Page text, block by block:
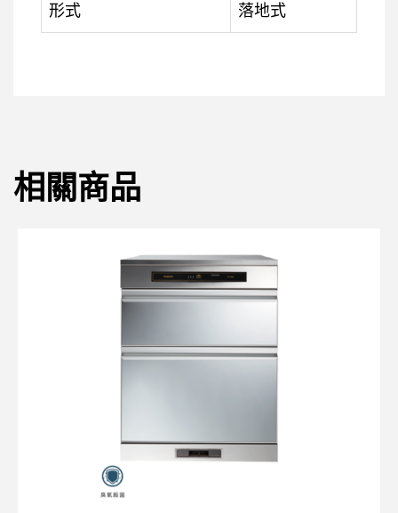
形式 落地式
相關商品